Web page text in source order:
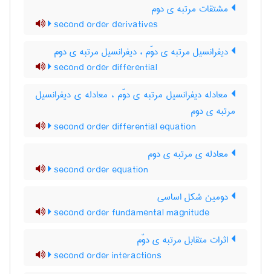
مشتقات مرتبه ی دوم
second order derivatives
دیفرانسیل مرتبه ی دوّم ، دیفرانسیل مرتبه ی دوم
second order differential
معادله دیفرانسیل مرتبه ی دوّم ، معادله ی دیفرانسیل
مرتبه ی دوم
second order differential equation
معادله ی مرتبه ی دوم
second order equation
دومین شکل اساسی
second order fundamental magnitude
اثرات متقابل مرتبه ی دوّم
second order interactions